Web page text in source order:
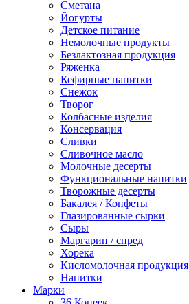
Сметана
Йогурты
Детское питание
Немолочные продукты
Безлактозная продукция
Ряженка
Кефирные напитки
Снежок
Творог
Колбасные изделия
Консервация
Сливки
Сливочное масло
Молочные десерты
Функциональные напитки
Творожные десерты
Бакалея / Конфеты
Глазированные сырки
Сыры
Маргарин / спред
Хорека
Кисломолочная продукция
Напитки
Марки